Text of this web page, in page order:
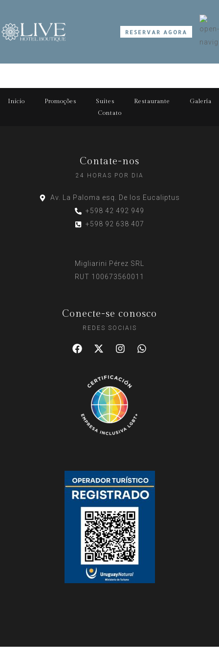
RESERVAR AGORA
Inicio Promoções Suites Restaurante
Galería
Contato
Contate-nos
24 HORAS POR DIA
Av. La Paloma esq. De los Eucaliptus
+598 42 492 949
+598 92 638 407
Migliarini Pérez SRL
RUT 100673560011
Conecte-se conosco
REDES SOCIAIS